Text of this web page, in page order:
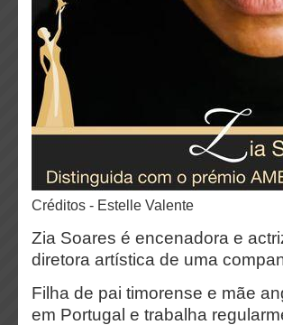
Créditos - Estelle Valente
Zia Soares é encenadora e
diretora artística de uma
Filha de pai timorense e mãe
em Portugal e trabalha